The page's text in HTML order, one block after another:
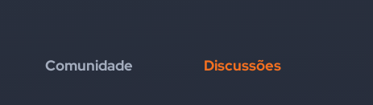
Comunidade Discussões